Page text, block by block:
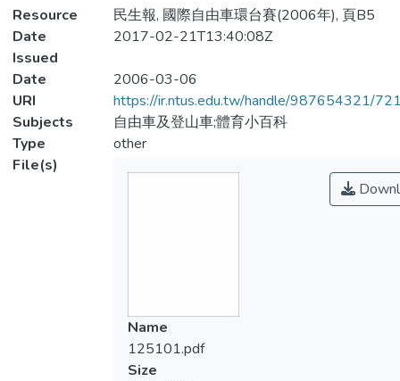
Resource
民生報, 國際自由車環台賽(2006年), 頁B5
Date
Issued
2017-02-21T13:40:08Z
Date
2006-03-06
URI
https://ir.ntus.edu.tw/handle/987654321/
Subjects
自由車及登山車;體育小百科
Type
other
File(s)
Name
125101.pdf
Size